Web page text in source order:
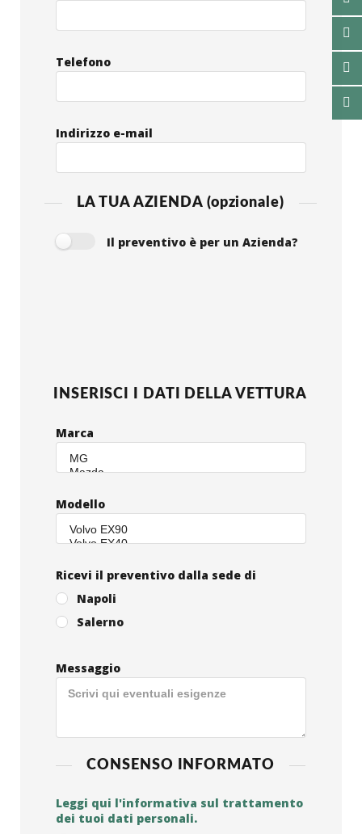
Telefono
Indirizzo e-mail
LA TUA AZIENDA (opzionale)
Il preventivo è per un Azienda?
INSERISCI I DATI DELLA VETTURA
Marca
Modello
Ricevi il preventivo dalla sede di
Napoli
Salerno
Messaggio
CONSENSO INFORMATO
Leggi qui l'informativa sul trattamento
dei tuoi dati personali.